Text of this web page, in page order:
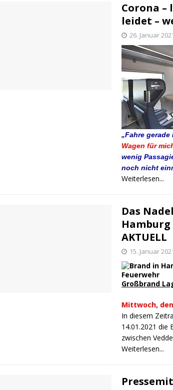
Corona –
leidet –
26. Januar
„Fahre
Wagen für
wenig
noch nicht
Weiterlesen...
Das
Hamburg
AKTUELL
15. Januar
Großbrand
Mittwoch, den
In diesem
14.01.2021 die
zwischen
Weiterlesen...